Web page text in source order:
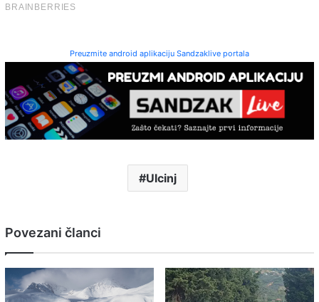
Preuzmite android aplikaciju Sandzaklive portala
Ulcinj
Povezani članci